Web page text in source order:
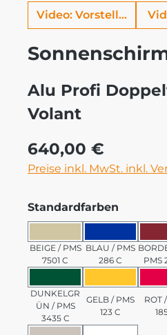
Video: Vorstellung Alu
Alu Profi
Volant
Regulärer Preis:
640,00 €
Preise inkl. MwSt. inkl.
Standardfarben
BEIGE / PMS 7501 C
BEIGE / PMS
7501 C
BLAU /
BLAU / PMS
286 C
PMS
DUNKELGRÜN /
DUNKELGR
ÜN / PMS
3435 C
GELB /
GELB / PMS
123 C
ROT